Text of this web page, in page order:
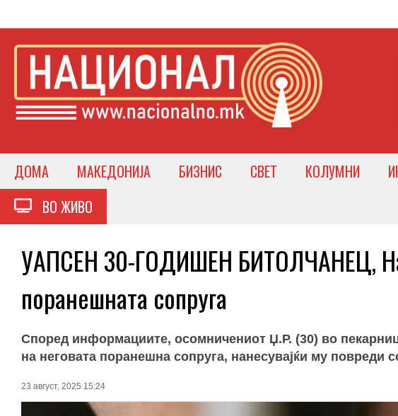
ДОМА МАКЕДОНИЈА БИЗНИС СВЕТ КОЛУМНИ
ВО ЖИВО
УАПСЕН 30-ГОДИШЕН БИТОЛЧАНЕЦ,
поранешната сопруга
Според информациите, осомничениот Џ.Р. (30) во
на неговата поранешна сопруга, нанесувајќи му повреди
23 август, 2025 15:24